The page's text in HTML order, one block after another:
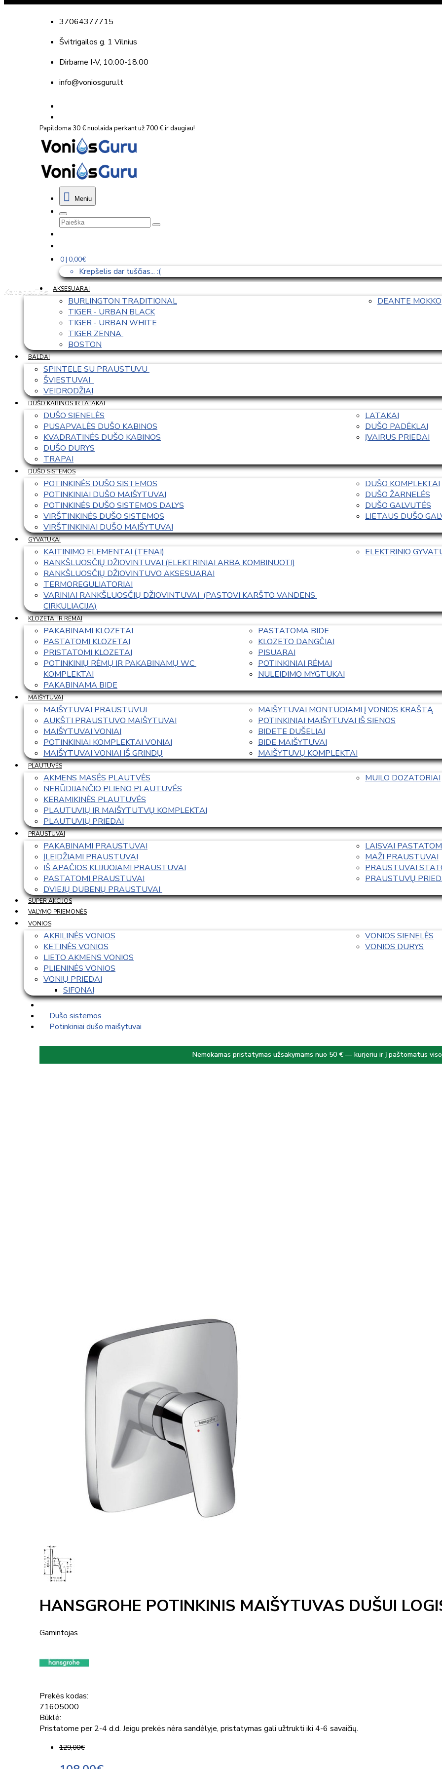
37064377715
Švitrigailos g. 1 Vilnius
Dirbame I-V, 10:00-18:00
info@voniosguru.lt
Papildoma 30 € nuolaida perkant už 700 € ir daugiau!
Meniu
0 | 0,00€
Krepšelis dar tuščias... :(
Kategorijos
AKSESUARAI
BURLINGTON TRADITIONAL
TIGER - URBAN BLACK
TIGER - URBAN WHITE
TIGER ZENNA
BOSTON
DEANTE MOKKO
BALDAI
SPINTELE SU PRAUSTUVU
ŠVIESTUVAI
VEIDRODŽIAI
DUŠO KABINOS IR LATAKAI
DUŠO SIENELĖS
PUSAPVALĖS DUŠO KABINOS
KVADRATINĖS DUŠO KABINOS
DUŠO DURYS
TRAPAI
LATAKAI
DUŠO PADĖKLAI
ĮVAIRUS PRIEDAI
DUŠO SISTEMOS
POTINKINĖS DUŠO SISTEMOS
POTINKINIAI DUŠO MAIŠYTUVAI
POTINKINĖS DUŠO SISTEMOS DALYS
VIRŠTINKINĖS DUŠO SISTEMOS
VIRŠTINKINIAI DUŠO MAIŠYTUVAI
DUŠO KOMPLEKTAI
DUŠO ŽARNELĖS
DUŠO GALVUTĖS
LIETAUS DUŠO
GYVATUKAI
KAITINIMO ELEMENTAI (TENAI)
RANKŠLUOSČIŲ DŽIOVINTUVAI (ELEKTRINIAI ARBA KOMBINUOTI)
RANKŠLUOSČIŲ DŽIOVINTUVO AKSESUARAI
TERMOREGULIATORIAI
VARINIAI RANKŠLUOSČIŲ DŽIOVINTUVAI  (PASTOVI KARŠTO VANDENS
CIRKULIACIJA)
ELEKTRINIO
KLOZETAI IR RĖMAI
PAKABINAMI KLOZETAI
PASTATOMI KLOZETAI
PRISTATOMI KLOZETAI
POTINKINIŲ RĖMŲ IR PAKABINAMŲ WC
KOMPLEKTAI
PAKABINAMA BIDE
PASTATOMA BIDE
KLOZETO DANGČIAI
PISUARAI
POTINKINIAI RĖMAI
NULEIDIMO MYGTUKAI
MAIŠYTUVAI
MAIŠYTUVAI PRAUSTUVUI
AUKŠTI PRAUSTUVO MAIŠYTUVAI
MAIŠYTUVAI VONIAI
POTINKINIAI KOMPLEKTAI VONIAI
MAIŠYTUVAI VONIAI IŠ GRINDŲ
MAIŠYTUVAI MONTUOJAMI Į VONIOS KRAŠTĄ
POTINKINIAI MAIŠYTUVAI IŠ SIENOS
BIDETE DUŠELIAI
BIDE MAIŠYTUVAI
MAIŠYTUVŲ KOMPLEKTAI
PLAUTUVĖS
AKMENS MASĖS PLAUTVĖS
NERŪDIJANČIO PLIENO PLAUTUVĖS
KERAMIKINĖS PLAUTUVĖS
PLAUTUVIŲ IR MAIŠYTUTVŲ KOMPLEKTAI
PLAUTUVIŲ PRIEDAI
MUILO DOZATORIAI
PRAUSTUVAI
PAKABINAMI PRAUSTUVAI
ĮLEIDŽIAMI PRAUSTUVAI
IŠ APAČIOS KLIJUOJAMI PRAUSTUVAI
PASTATOMI PRAUSTUVAI
DVIEJŲ DUBENŲ PRAUSTUVAI
LAISVAI
MAŽI PRAUSTUVAI
PRAUSTUVAI
PRAUSTUVŲ
SUPER AKCIJOS
VALYMO PRIEMONĖS
VONIOS
AKRILINĖS VONIOS
KETINĖS VONIOS
LIETO AKMENS VONIOS
PLIENINĖS VONIOS
VONIŲ PRIEDAI
SIFONAI
VONIOS SIENELĖS
VONIOS DURYS
Dušo sistemos
Potinkiniai dušo maišytuvai
Nemokamas pristatymas užsakymams nuo 50 € — kurjeriu ir į paštomatus
HANSGROHE POTINKINIS MAIŠYTUVAS DUŠUI
Gamintojas
Prekės kodas:
71605000
Būklė:
Pristatome per 2-4 d.d. Jeigu prekės nėra sandėlyje, pristatymas gali užtrukti iki 4-6 savaičių.
129,00€